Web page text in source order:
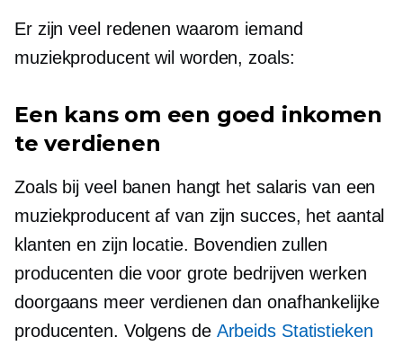
Er zijn veel redenen waarom iemand
muziekproducent wil worden, zoals:
Een kans om een ​​goed inkomen
te verdienen
Zoals bij veel banen hangt het salaris van een
muziekproducent af van zijn succes, het aantal
klanten en zijn locatie. Bovendien zullen
producenten die voor grote bedrijven werken
doorgaans meer verdienen dan onafhankelijke
producenten. Volgens de Arbeids Statistieken